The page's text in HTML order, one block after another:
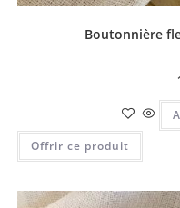
Boutonnière
Offrir ce produit